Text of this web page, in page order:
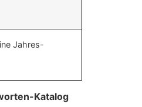
Jahres-
Katalog